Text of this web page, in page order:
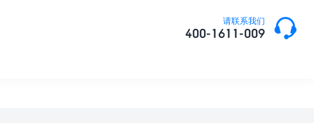
请联系我们
400-1611-009 